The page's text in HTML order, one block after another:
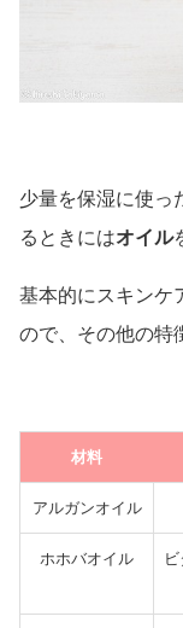
少量を保湿に使っ
るときにはオイル
基本的にスキンケ
ので、その他の特
材料
アルガンオイル
ホホバオイル